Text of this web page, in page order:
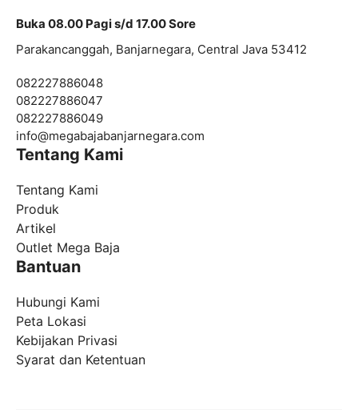
Buka 08.00 Pagi s/d 17.00 Sore
Parakancanggah, Banjarnegara, Central Java 53412
082227886048
082227886047
082227886049
info@megabajabanjarnegara.com
Tentang Kami
Tentang Kami
Produk
Artikel
Outlet Mega Baja
Bantuan
Hubungi Kami
Peta Lokasi
Kebijakan Privasi
Syarat dan Ketentuan